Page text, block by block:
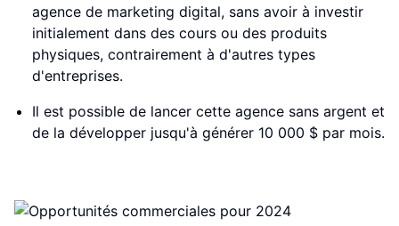
agence de marketing digital, sans avoir à investir
initialement dans des cours ou des produits
physiques, contrairement à d'autres types
d'entreprises.
Il est possible de lancer cette agence sans argent et
de la développer jusqu'à générer 10 000 $ par mois.